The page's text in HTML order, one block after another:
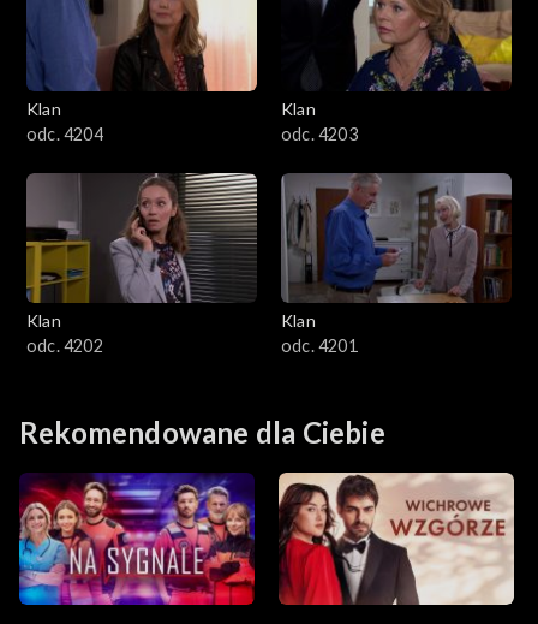
Klan
odc. 4204
Klan
odc. 4203
Klan
odc. 4202
Klan
odc. 4201
Rekomendowane dla Ciebie